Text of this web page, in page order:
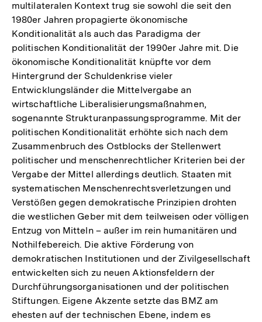
multilateralen Kontext trug sie sowohl die seit den
1980er Jahren propagierte ökonomische
Konditionalität als auch das Paradigma der
politischen Konditionalität der 1990er Jahre mit. Die
ökonomische Konditionalität knüpfte vor dem
Hintergrund der Schuldenkrise vieler
Entwicklungsländer die Mittelvergabe an
wirtschaftliche Liberalisierungsmaßnahmen,
sogenannte Strukturanpassungsprogramme. Mit der
politischen Konditionalität erhöhte sich nach dem
Zusammenbruch des Ostblocks der Stellenwert
politischer und menschenrechtlicher Kriterien bei der
Vergabe der Mittel allerdings deutlich. Staaten mit
systematischen Menschenrechtsverletzungen und
Verstößen gegen demokratische Prinzipien drohten
die westlichen Geber mit dem teilweisen oder völligen
Entzug von Mitteln – außer im rein humanitären und
Nothilfebereich. Die aktive Förderung von
demokratischen Institutionen und der Zivilgesellschaft
entwickelten sich zu neuen Aktionsfeldern der
Durchführungsorganisationen und der politischen
Stiftungen. Eigene Akzente setzte das BMZ am
ehesten auf der technischen Ebene, indem es